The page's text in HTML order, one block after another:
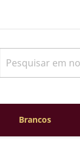
Brancos